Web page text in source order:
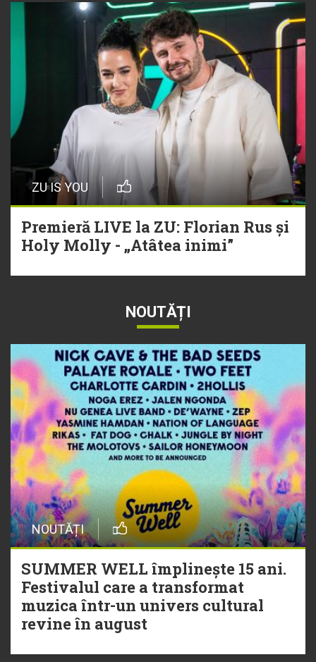
ZU IS YOU
Premieră LIVE la ZU: Florian Rus și
Holy Molly - „Atâtea inimi”
NOUTĂȚI
NOUTĂȚI
SUMMER WELL împlinește 15 ani.
Festivalul care a transformat
muzica într-un univers cultural
revine în august